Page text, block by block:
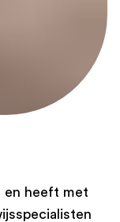
en heeft met